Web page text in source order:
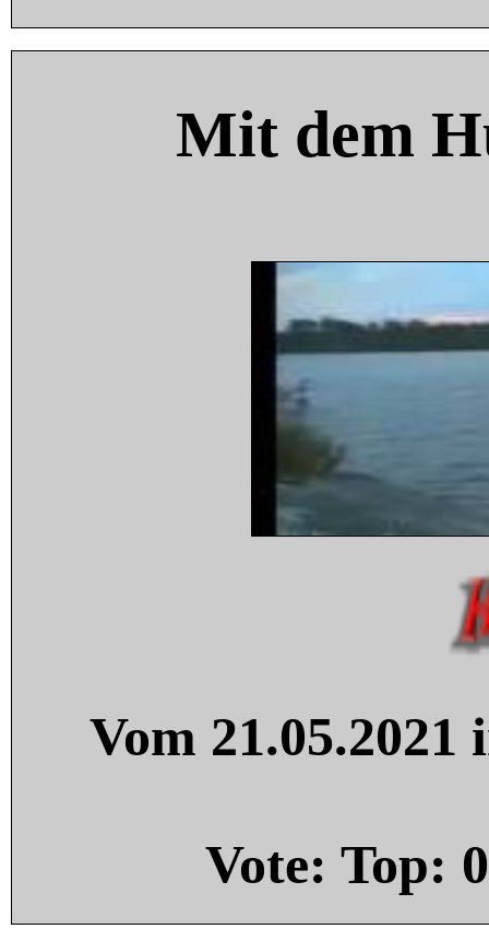
Mit dem
Vom
Vote: Top: 0